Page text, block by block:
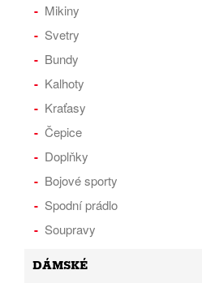
Mikiny
Svetry
Bundy
Kalhoty
Kraťasy
Čepice
Doplňky
Bojové sporty
Spodní prádlo
Soupravy
DÁMSKÉ